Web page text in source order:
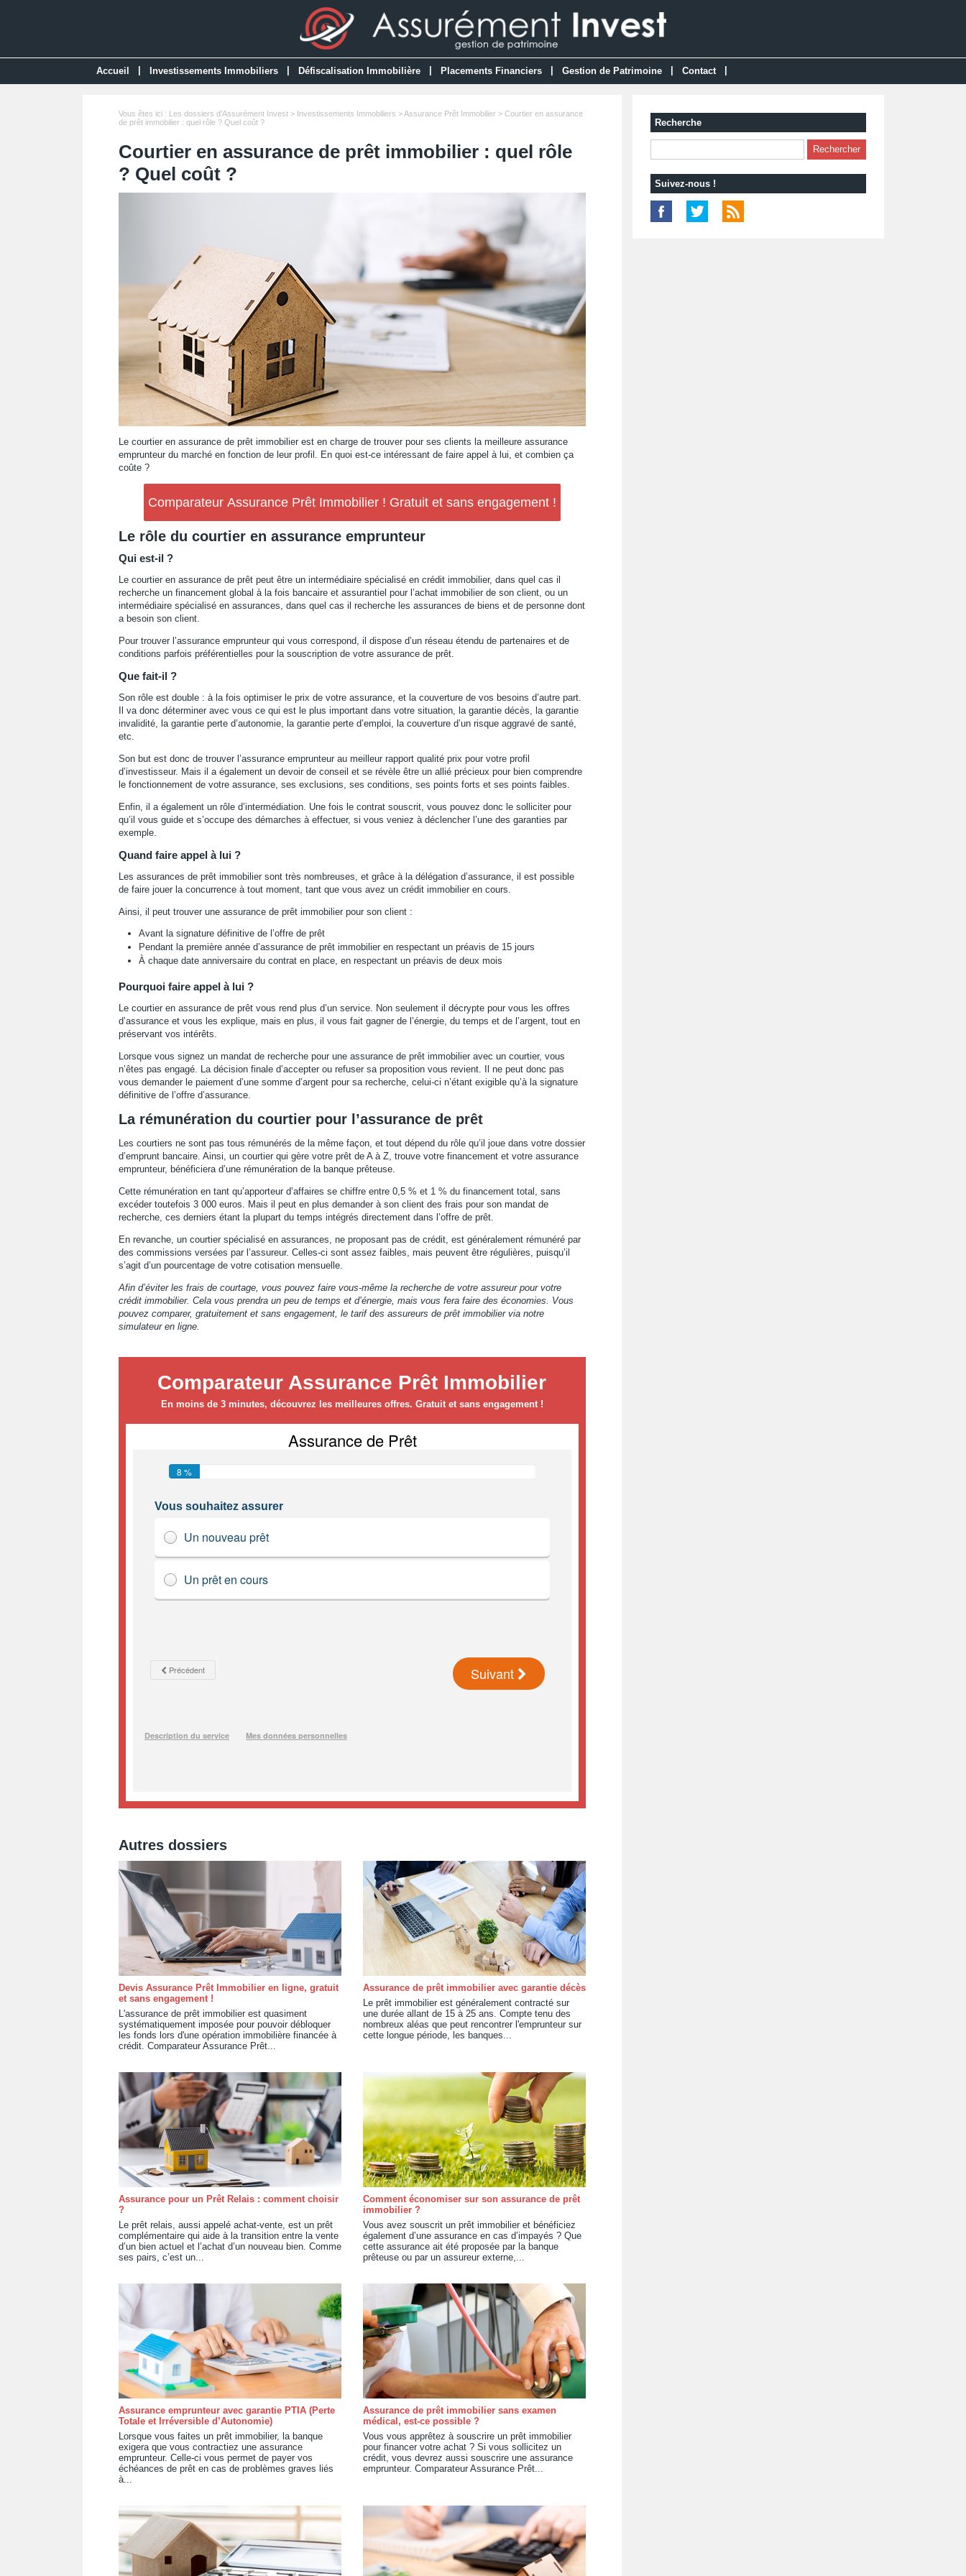
Accueil Investissements Immobiliers Défiscalisation Immobilière Placements Financiers Gestion de Patrimoine Contact
Vous êtes ici : Les dossiers d'Assurément Invest> Investissements Immobiliers >Assurance Prêt Immobilier> Courtier en assurance
de prêt immobilier : quel rôle ? Quel coût ?
Courtier en assurance de prêt immobilier : quel rôle
? Quel coût ?
Le courtier en assurance de prêt immobilier est en charge de trouver pour ses clients la meilleure assurance
emprunteur du marché en fonction de leur profil. En quoi est-ce intéressant de faire appel à lui, et combien ça
coûte ?
Comparateur Assurance Prêt Immobilier ! Gratuit et sans engagement !
Le rôle du courtier en assurance emprunteur
Qui est-il ?
Le courtier en assurance de prêt peut être un intermédiaire spécialisé en crédit immobilier, dans quel cas il
recherche un financement global à la fois bancaire et assurantiel pour l’achat immobilier de son client, ou un
intermédiaire spécialisé en assurances, dans quel cas il recherche les assurances de biens et de personne dont
a besoin son client.
Pour trouver l’assurance emprunteur qui vous correspond, il dispose d’un réseau étendu de partenaires et de
conditions parfois préférentielles pour la souscription de votre assurance de prêt.
Que fait-il ?
Son rôle est double : à la fois optimiser le prix de votre assurance, et la couverture de vos besoins d’autre part.
Il va donc déterminer avec vous ce qui est le plus important dans votre situation, la garantie décès, la garantie
invalidité, la garantie perte d’autonomie, la garantie perte d’emploi, la couverture d’un risque aggravé de santé,
etc.
Son but est donc de trouver l’assurance emprunteur au meilleur rapport qualité prix pour votre profil
d’investisseur. Mais il a également un devoir de conseil et se révèle être un allié précieux pour bien comprendre
le fonctionnement de votre assurance, ses exclusions, ses conditions, ses points forts et ses points faibles.
Enfin, il a également un rôle d’intermédiation. Une fois le contrat souscrit, vous pouvez donc le solliciter pour
qu’il vous guide et s’occupe des démarches à effectuer, si vous veniez à déclencher l’une des garanties par
exemple.
Quand faire appel à lui ?
Les assurances de prêt immobilier sont très nombreuses, et grâce à la délégation d’assurance, il est possible
de faire jouer la concurrence à tout moment, tant que vous avez un crédit immobilier en cours.
Ainsi, il peut trouver une assurance de prêt immobilier pour son client :
Avant la signature définitive de l’offre de prêt
Pendant la première année d’assurance de prêt immobilier en respectant un préavis de 15 jours
À chaque date anniversaire du contrat en place, en respectant un préavis de deux mois
Pourquoi faire appel à lui ?
Le courtier en assurance de prêt vous rend plus d’un service. Non seulement il décrypte pour vous les offres
d’assurance et vous les explique, mais en plus, il vous fait gagner de l’énergie, du temps et de l’argent, tout en
préservant vos intérêts.
Lorsque vous signez un mandat de recherche pour une assurance de prêt immobilier avec un courtier, vous
n’êtes pas engagé. La décision finale d’accepter ou refuser sa proposition vous revient. Il ne peut donc pas
vous demander le paiement d’une somme d’argent pour sa recherche, celui-ci n’étant exigible qu’à la signature
définitive de l’offre d’assurance.
La rémunération du courtier pour l’assurance de prêt
Les courtiers ne sont pas tous rémunérés de la même façon, et tout dépend du rôle qu’il joue dans votre dossier
d’emprunt bancaire. Ainsi, un courtier qui gère votre prêt de A à Z, trouve votre financement et votre assurance
emprunteur, bénéficiera d’une rémunération de la banque prêteuse.
Cette rémunération en tant qu’apporteur d’affaires se chiffre entre 0,5 % et 1 % du financement total, sans
excéder toutefois 3 000 euros. Mais il peut en plus demander à son client des frais pour son mandat de
recherche, ces derniers étant la plupart du temps intégrés directement dans l’offre de prêt.
En revanche, un courtier spécialisé en assurances, ne proposant pas de crédit, est généralement rémunéré par
des commissions versées par l’assureur. Celles-ci sont assez faibles, mais peuvent être régulières, puisqu’il
s’agit d’un pourcentage de votre cotisation mensuelle.
Afin d’éviter les frais de courtage, vous pouvez faire vous-même la recherche de votre assureur pour votre
crédit immobilier. Cela vous prendra un peu de temps et d’énergie, mais vous fera faire des économies. Vous
pouvez comparer, gratuitement et sans engagement, le tarif des assureurs de prêt immobilier via notre
simulateur en ligne.
Comparateur Assurance Prêt Immobilier
En moins de 3 minutes, découvrez les meilleures offres. Gratuit et sans engagement !
Autres dossiers
Devis Assurance Prêt Immobilier en ligne, gratuit
et sans engagement !
L'assurance de prêt immobilier est quasiment
systématiquement imposée pour pouvoir débloquer
les fonds lors d'une opération immobilière financée à
crédit. Comparateur Assurance Prêt...
Assurance de prêt immobilier avec garantie décès
Le prêt immobilier est généralement contracté sur
une durée allant de 15 à 25 ans. Compte tenu des
nombreux aléas que peut rencontrer l'emprunteur sur
cette longue période, les banques...
Assurance pour un Prêt Relais : comment choisir
?
Le prêt relais, aussi appelé achat-vente, est un prêt
complémentaire qui aide à la transition entre la vente
d’un bien actuel et l’achat d’un nouveau bien. Comme
ses pairs, c’est un...
Comment économiser sur son assurance de prêt
immobilier ?
Vous avez souscrit un prêt immobilier et bénéficiez
également d’une assurance en cas d’impayés ? Que
cette assurance ait été proposée par la banque
prêteuse ou par un assureur externe,...
Assurance emprunteur avec garantie PTIA (Perte
Totale et Irréversible d’Autonomie)
Lorsque vous faites un prêt immobilier, la banque
exigera que vous contractiez une assurance
emprunteur. Celle-ci vous permet de payer vos
échéances de prêt en cas de problèmes graves liés
à...
Assurance de prêt immobilier sans examen
médical, est-ce possible ?
Vous vous apprêtez à souscrire un prêt immobilier
pour financer votre achat ? Si vous sollicitez un
crédit, vous devrez aussi souscrire une assurance
emprunteur. Comparateur Assurance Prêt...
Recherche
Suivez-nous !